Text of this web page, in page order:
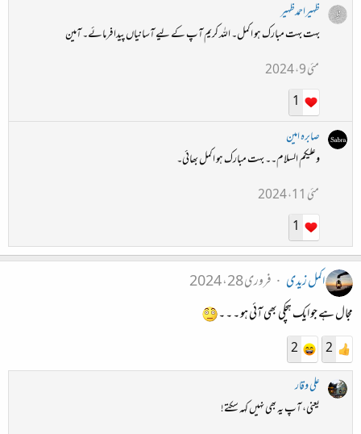
ظہیراحمدظہیر
بہت بہت مبارک ہو اکمل۔ اللہ کریم آپ کے لیے آسانیاں پیدا فرمائے۔ آمین
مئی 9، 2024
1
صابرہ امین
وعلیکم السلام۔۔ بہت مبارک ہو اکمل بھائی۔
مئی 11، 2024
1
اکمل زیدی
فروری 28، 2024
مجال ہے جو ایک ہچکی بھی آئی ہو ۔ ۔ ۔
2
2
علی وقار
یعنی، آپ یہ بھی نہیں کہہ سکتے!